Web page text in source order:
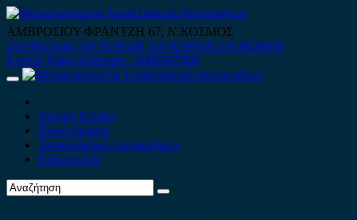
Skip
to
content
ΑΜΒΡΟΣΙΟΥ ΦΡΑΝΤΖΗ 67, Ν.ΚΟΣΜΟΣ
210 9012444 210 9239148 210 9238158 210 9026839
Κινητό-Viber-whatsapp : 6980507900
Primary
Αρχική Σελίδα
Ποιοί είμαστε
Ανταλλακτικά Αυτοκινήτων
Επικοινωνία